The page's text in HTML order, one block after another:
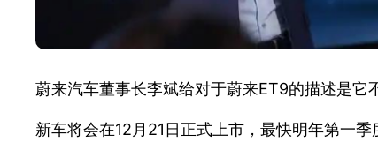
蔚来汽车董事长李斌给对于蔚来ET9的描述是它
新车将会在12月21日正式上市，最快明年第一季